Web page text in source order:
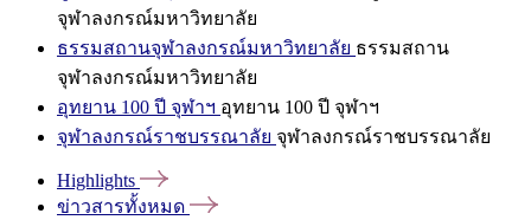
จุฬาลงกรณ์มหาวิทยาลัย
ธรรมสถานจุฬาลงกรณ์มหาวิทยาลัย ธรรมสถาน
จุฬาลงกรณ์มหาวิทยาลัย
อุทยาน 100 ปี จุฬาฯ อุทยาน 100 ปี จุฬาฯ
จุฬาลงกรณ์ราชบรรณาลัย จุฬาลงกรณ์ราชบรรณาลัย
Highlights
ข่าวสารทั้งหมด